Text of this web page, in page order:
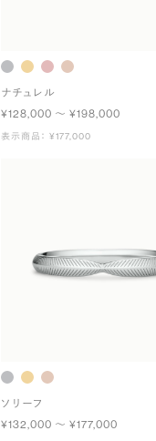
ナチュレル
¥128,000 〜 ¥198,000
表示商品： ¥177,000
ソリーフ
¥132,000 〜 ¥177,000